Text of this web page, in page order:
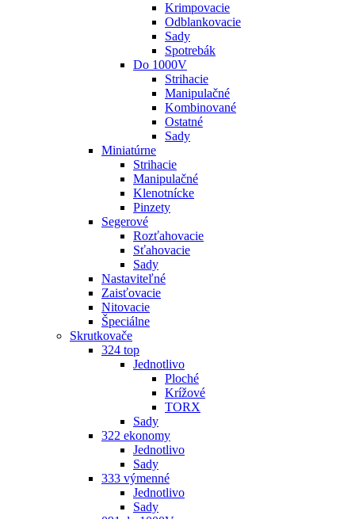
Krimpovacie
Odblankovacie
Sady
Spotrebák
Do 1000V
Strihacie
Manipulačné
Kombinované
Ostatné
Sady
Miniatúrne
Strihacie
Manipulačné
Klenotnícke
Pinzety
Segerové
Rozťahovacie
Sťahovacie
Sady
Nastaviteľné
Zaisťovacie
Nitovacie
Špeciálne
Skrutkovače
324 top
Jednotlivo
Ploché
Krížové
TORX
Sady
322 ekonomy
Jednotlivo
Sady
333 výmenné
Jednotlivo
Sady